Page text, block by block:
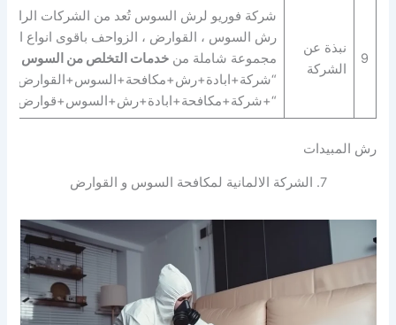
9
نبذة عن
الشركة
شركة فوريو لرش السوس تُعد من الشركات الرائدة
رش السوس ، القوارض ، الزواحف باقوى انواع
مجموعة شاملة من خدمات التخلص من السوس و
رش المبيدات
7. الشركة الالمانية لمكافحة السوس و القوارض